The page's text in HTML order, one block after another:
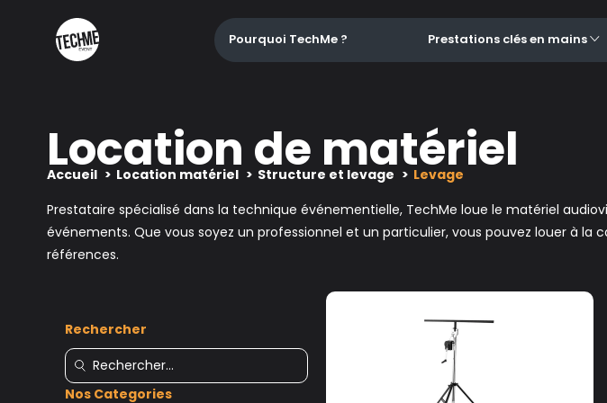
Pourquoi TechMe ? Prestations clés en mains
Location de matériel
Accueil Location matériel Structure et levage
Levage
Prestataire spécialisé dans la technique événementielle, TechMe loue le matériel
événements. Que vous soyez un professionnel et un particulier, vous pouvez louer à la
références.
Rechercher
Nos Categories